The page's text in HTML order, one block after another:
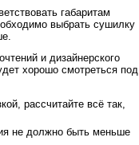
габаритам
выбрать сушилку
и дизайнерского
хорошо смотреться под
рассчитайте всё так,
не должно быть меньше